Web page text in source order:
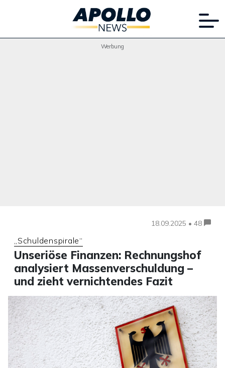
Werbung
18.09.2025 • 48
„Schuldenspirale“
Unseriöse Finanzen: Rechnungshof
analysiert Massenverschuldung –
und zieht vernichtendes Fazit